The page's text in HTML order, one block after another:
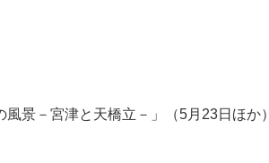
景－宮津と天橋立－」（5月23日ほか）